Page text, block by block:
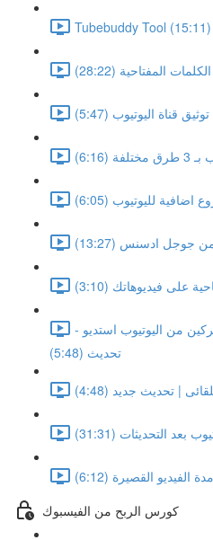
Tubebuddy Tool (15:11)
الكلمات المفتاحية (28:22)
قناة اليوتيوب (5:47)
(6:16)
لليوتيوب (6:05)
جوجل ادسنس (13:27)
على فيديوهاتك (3:10)
من اليوتيوب استديو -
تحديث (5:48)
| تحديث جديد (4:48)
التحديثات (31:31)
القصيرة (6:12)
كورس الربح من الفيسبوك